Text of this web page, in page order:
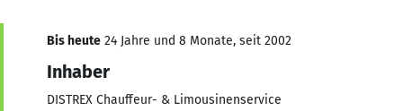
Bis heute 24 Jahre und 8 Monate, seit 2002
Inhaber
DISTREX Chauffeur- & Limousinenservice